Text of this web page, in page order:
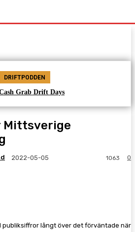
DRIFTPODDEN
Grab Drift Days
Mittsverige
2022-05-05 0
1063
publiksiffror långt över det förväntade när